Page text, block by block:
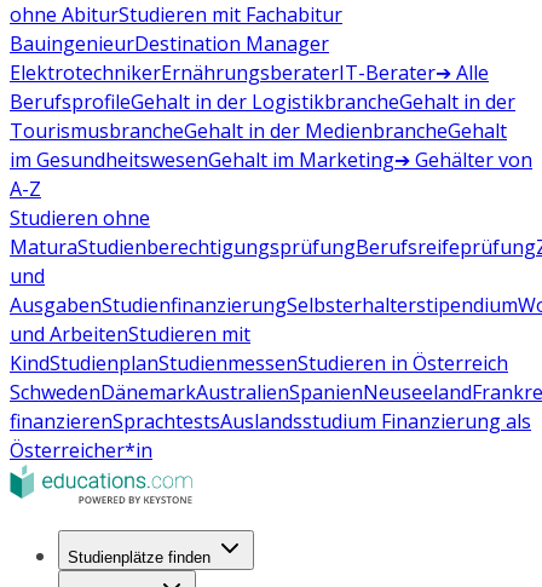
ohne AbiturStudieren mit Fachabitur
BauingenieurDestination Manager
ElektrotechnikerErnährungsberaterIT-Berater➔ Alle
BerufsprofileGehalt in der LogistikbrancheGehalt in der
TourismusbrancheGehalt in der MedienbrancheGehalt
im GesundheitswesenGehalt im Marketing➔ Gehälter von
A-Z
Studieren ohne
MaturaStudienberechtigungsprüfungBerufsreifeprüfung
und
AusgabenStudienfinanzierungSelbsterhalterstipendium
und ArbeitenStudieren mit
KindStudienplanStudienmessenStudieren in Österreich
SchwedenDänemarkAustralienSpanienNeuseeland
finanzierenSprachtestsAuslandsstudium Finanzierung als
Österreicher*in
Studienplätze finden